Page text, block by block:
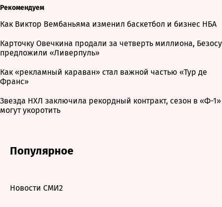
Рекомендуем
Как Виктор Вембаньяма изменил баскетбол и бизнес НБА
Карточку Овечкина продали за четверть миллиона, Безосу
предложили «Ливерпуль»
Как «рекламный караван» стал важной частью «Тур де
Франс»
Звезда НХЛ заключила рекордный контракт, сезон в «Ф-1»
могут укоротить
Популярное
Новости СМИ2